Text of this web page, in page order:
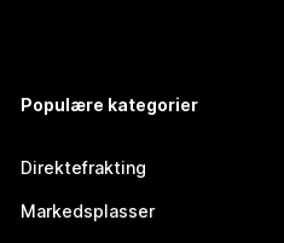
Populære kategorier
Direktefrakting
Markedsplasser